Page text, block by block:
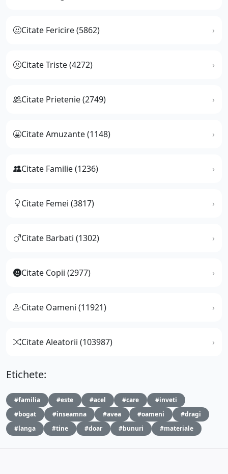
Citate Fericire (5862)
Citate Triste (4272)
Citate Prietenie (2749)
Citate Amuzante (1148)
Citate Familie (1236)
Citate Femei (3817)
Citate Barbati (1302)
Citate Copii (2977)
Citate Oameni (11921)
Citate Aleatorii (103987)
Etichete:
#familia #este #acel #care
#inveti
#bogat
#inseamna #avea #oameni
#dragi
#langa
#tine #doar #bunuri #materiale